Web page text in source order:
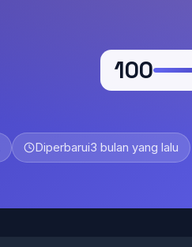
100
Diperbarui3 bulan yang lalu